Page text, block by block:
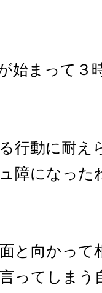
始まって
行動に耐え
障になった
と向かって
ってしまう